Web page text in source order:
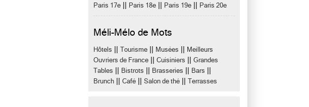
Paris 17e Paris 18e Paris 19e Paris 20e
Méli-Mélo de Mots
Hôtels Tourisme Musées
Meilleurs
Ouvriers de France
Cuisiniers
Grandes
Tables
Bistrots Brasseries Bars
Brunch Café Salon de thé Terrasses